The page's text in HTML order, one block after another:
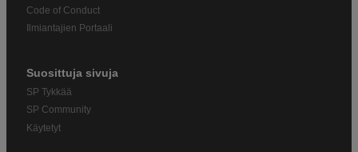
Code of Conduct
Ilmiantajien Portaali
Suosittuja sivuja
SP Tykkää
SP Community
Käytetyt